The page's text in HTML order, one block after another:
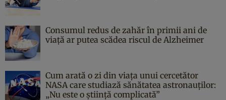
Consumul redus de zahăr în primii ani de
viață ar putea scădea riscul de Alzheimer
Cum arată o zi din viața unui cercetător
NASA care studiază sănătatea astronauților:
„Nu este o știință complicată”